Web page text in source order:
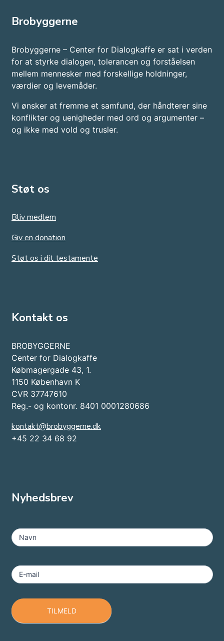
Brobyggerne
Brobyggerne – Center for Dialogkaffe er sat i verden
for at styrke dialogen, tolerancen og forståelsen
mellem mennesker med forskellige holdninger,
værdier og levemåder.
Vi ønsker at fremme et samfund, der håndterer sine
konflikter og uenigheder med ord og argumenter –
og ikke med vold og trusler.​
Støt os
Bliv medlem
Giv en donation
Støt os i dit testamente
Kontakt os
BROBYGGERNE
Center for Dialogkaffe
Købmagergade 43, 1.
1150 København K
CVR 37747610
Reg.- og kontonr. 8401 0001280686
kontakt@brobyggerne.dk
+45 22 34 68 92
Nyhedsbrev
-
Footer
Navn
E-mail
TILMELD